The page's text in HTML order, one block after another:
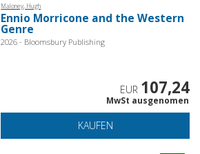
Maloney, Hugh
Ennio Morricone and the Western
Genre
2026 - Bloomsbury Publishing
EUR 107,24
MwSt ausgenomen
KAUFEN